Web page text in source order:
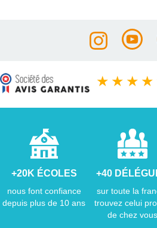
★ ★ ★ ★
+20K ÉCOLES
nous font confiance
depuis plus de 10 ans
+40
sur toute la
trouvez celui
de chez vous